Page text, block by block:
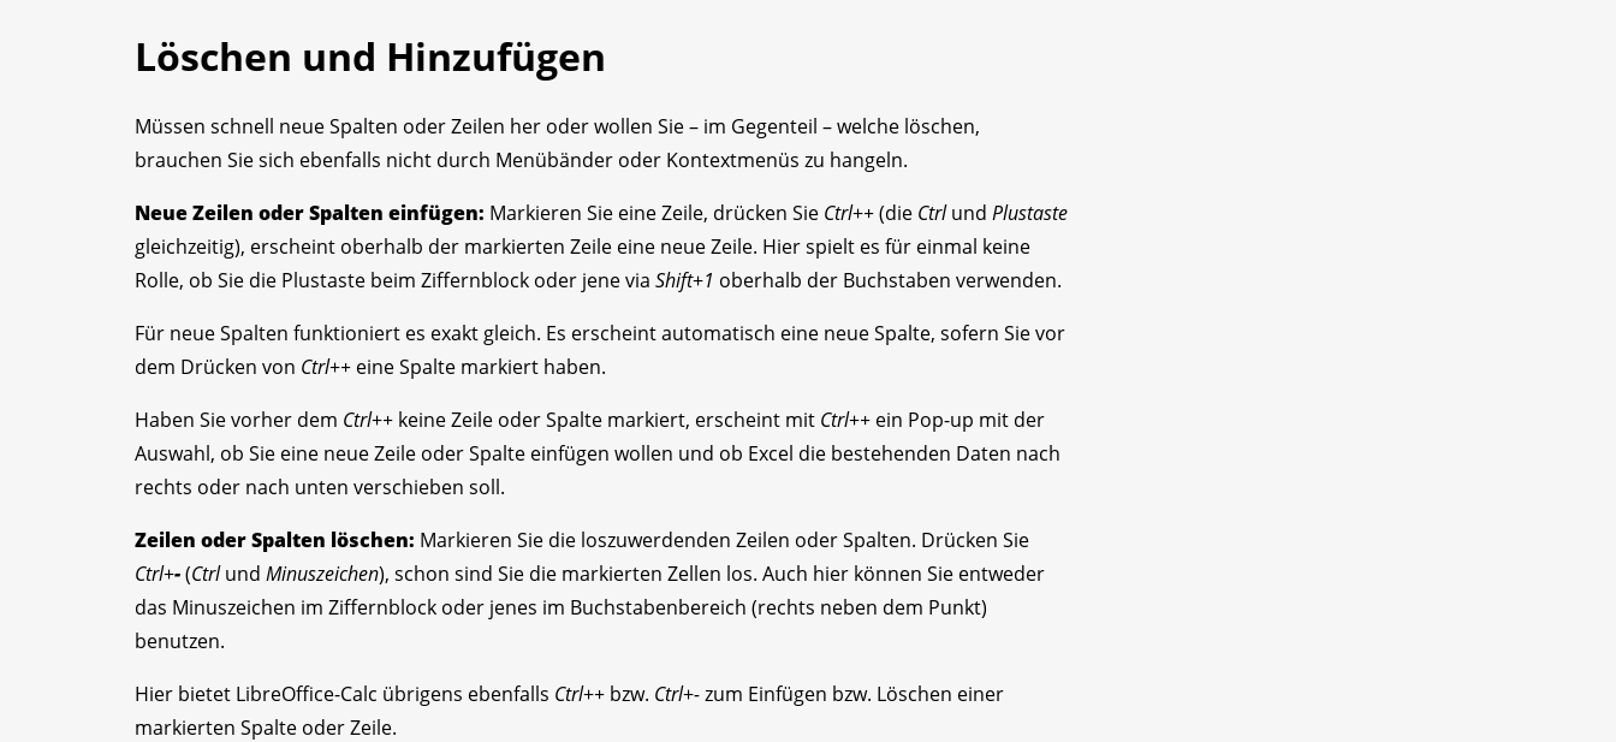
Löschen und Hinzufügen
Müssen schnell neue Spalten oder Zeilen her oder wollen Sie – im Gegenteil – welche löschen,
brauchen Sie sich ebenfalls nicht durch Menübänder oder Kontextmenüs zu hangeln.
Neue Zeilen oder Spalten einfügen: Markieren Sie eine Zeile, drücken Sie Ctrl++(die Ctrlund Plustaste
gleichzeitig), erscheint oberhalb der markierten Zeile eine neue Zeile. Hier spielt es für einmal keine
Rolle, ob Sie die Plustaste beim Ziffernblock oder jene via Shift+1 oberhalb der Buchstaben verwenden.
Für neue Spalten funktioniert es exakt gleich. Es erscheint automatisch eine neue Spalte, sofern Sie vor
dem Drücken von Ctrl++ eine Spalte markiert haben.
Haben Sie vorher dem Ctrl++ keine Zeile oder Spalte markiert, erscheint mit Ctrl++ ein Pop-up mit der
Auswahl, ob Sie eine neue Zeile oder Spalte einfügen wollen und ob Excel die bestehenden Daten nach
rechts oder nach unten verschieben soll.
Zeilen oder Spalten löschen: Markieren Sie die loszuwerdenden Zeilen oder Spalten. Drücken Sie
Ctrl+-(Ctrlund Minuszeichen), schon sind Sie die markierten Zellen los. Auch hier können Sie entweder
das Minuszeichen im Ziffernblock oder jenes im Buchstabenbereich (rechts neben dem Punkt)
benutzen.
Hier bietet LibreOffice-Calc übrigens ebenfalls Ctrl++ bzw. Ctrl+-zum Einfügen bzw. Löschen einer
markierten Spalte oder Zeile.